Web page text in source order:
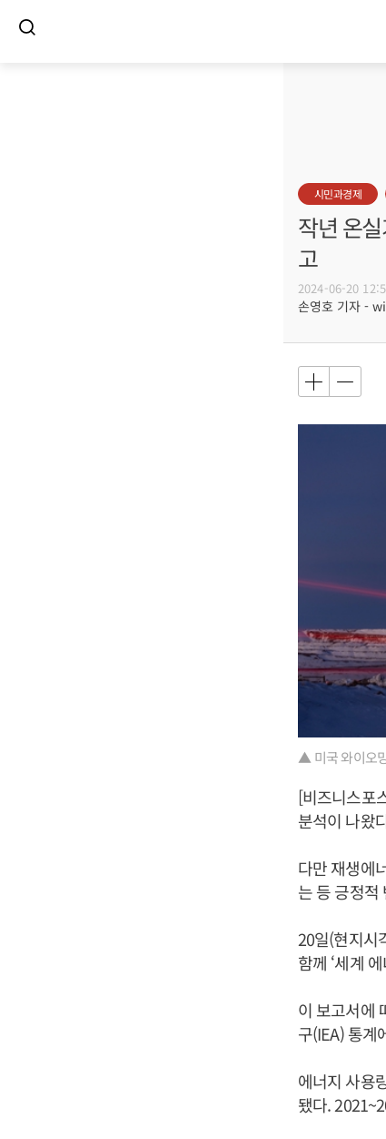
시민과경제
작년 온
고
2024-06-20
손영호 기자 -
▲ 미국 와이오
[비즈니스포
분석이 나왔
다만 재생에
는 등 긍정적
20일(현지시
함께 ‘세계
이 보고서에
구(IEA) 통계
에너지 사용
됐다.